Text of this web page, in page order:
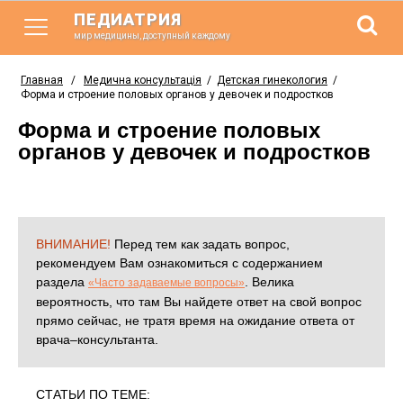
ПЕДИАТРИЯ
мир медицины, доступный каждому
Главная / Медична консультація / Детская гинекология /
Форма и строение половых органов у девочек и подростков
Форма и строение половых
органов у девочек и подростков
ВНИМАНИЕ! Перед тем как задать вопрос,
рекомендуем Вам ознакомиться с содержанием
раздела «Часто задаваемые вопросы»
. Велика
вероятность, что там Вы найдете ответ на свой вопрос
прямо сейчас, не тратя время на ожидание ответа от
врача–консультанта.
СТАТЬИ ПО ТЕМЕ: